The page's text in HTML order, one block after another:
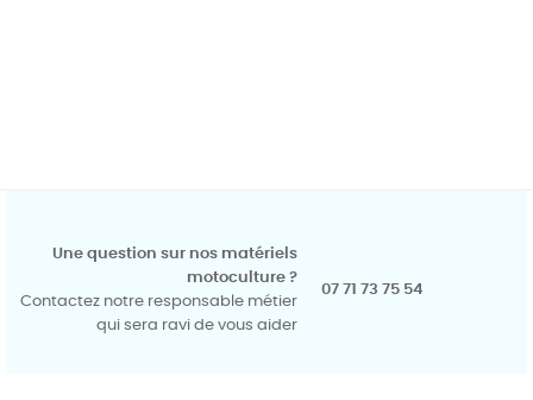
Une question sur nos matériels
motoculture ?
Contactez notre responsable métier
qui sera ravi de vous aider
07 71 73 75 54